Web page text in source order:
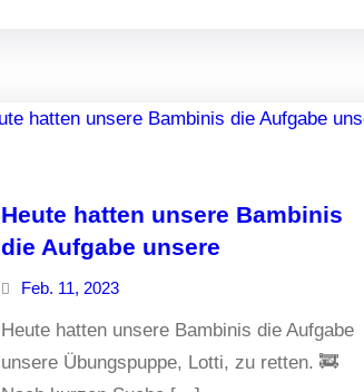
Heute hatten unsere Bambinis
die Aufgabe unsere
Feb. 11, 2023
Heute hatten unsere Bambinis die Aufgabe
unsere Übungspuppe, Lotti, zu retten. 🚒